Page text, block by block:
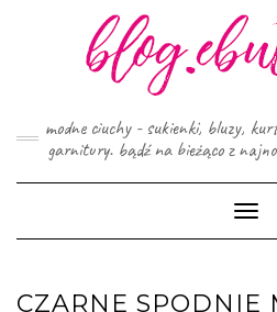
modne ciuchy - sukienki, bluzy,
garnitury. bądź na bieżąco z
CZARNE SPODNIE